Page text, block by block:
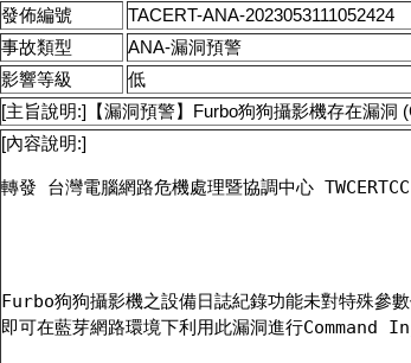
發佈編號
TACERT-ANA-2023053111052424
事故類型
ANA-漏洞預警
影響等級
低
[主旨說明:]【漏洞預警】Furbo狗狗攝影機存在漏洞
[內容說明:]
轉發 台灣電腦網路危機處理暨協調中心
Furbo狗狗攝影機之設備日誌紀錄功能未對特殊參
即可在藍芽網路環境下利用此漏洞進行Command